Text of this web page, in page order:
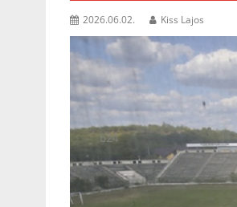
2026.06.02. Kiss Lajos